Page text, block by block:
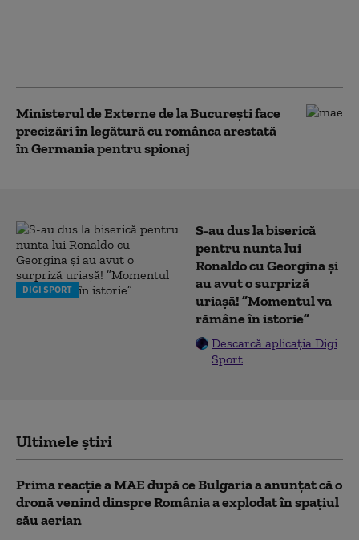
Ministerul de Externe de la București face
precizări în legătură cu românca arestată
în Germania pentru spionaj
DIGI SPORT
S-au dus la biserică
pentru nunta lui
Ronaldo cu Georgina și
au avut o surpriză
uriașă! ”Momentul va
rămâne în istorie”
Descarcă aplicația Digi
Sport
Ultimele știri
Prima reacție a MAE după ce Bulgaria a anunţat că o
dronă venind dinspre România a explodat în spaţiul
său aerian